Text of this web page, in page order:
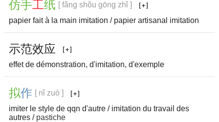
仿手工纸 [ fǎng shǒu gōng zhǐ ]
papier fait à la main imitation / papier artisanal imitation
示范效应
effet de démonstration, d'imitation, d'exemple
拟作 [ nǐ zuò ]
imiter le style de qqn d'autre / imitation du travail des
autres / pastiche